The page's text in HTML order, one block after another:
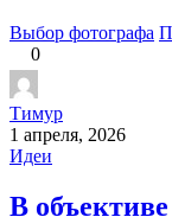
Выбор фотографа
0
Тимур
1 апреля, 2026
Идеи
В